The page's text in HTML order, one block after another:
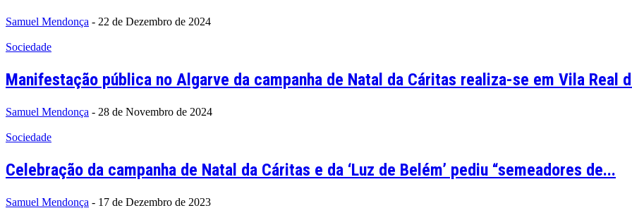
Samuel Mendonça - 22 de Dezembro de 2024
Sociedade
Manifestação pública no Algarve da campanha de Natal da Cáritas realiza-se em Vila Real
Samuel Mendonça - 28 de Novembro de 2024
Sociedade
Celebração da campanha de Natal da Cáritas e da ‘Luz de Belém’ pediu “semeadores de...
Samuel Mendonça - 17 de Dezembro de 2023